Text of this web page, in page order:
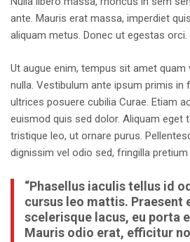
ante. Mauris erat massa, imperdiet
aliquam metus. Donec ut egestas orci.
Ut augue enim, tempus sit amet quam
nulla. Vestibulum ante ipsum primis
ultrices posuere cubilia Curae. Etiam
euismod quis sed dolor. Aliquam eget
tristique leo, ut ornare purus.
dignissim vel odio sed, fringilla pretium
“Phasellus iaculis tellus id
cursus leo mattis. Praesent
scelerisque lacus, eu porta
Mauris odio erat, efficitur